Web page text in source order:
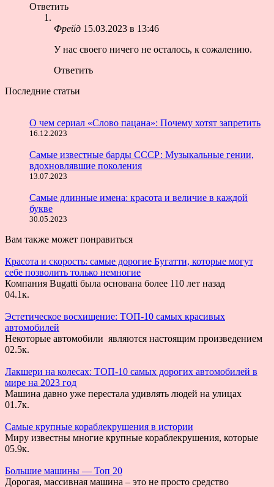
Ответить
Фрейд 15.03.2023 в 13:46
У нас своего ничего не осталось, к сожалению.
Ответить
Последние статьи
О чем сериал «Слово пацана»: Почему хотят запретить
16.12.2023
Самые известные барды СССР: Музыкальные гении,
вдохновлявшие поколения
13.07.2023
Самые длинные имена: красота и величие в каждой
букве
30.05.2023
Вам также может понравиться
Красота и скорость: самые дорогие Бугатти, которые могут
себе позволить только немногие
Компания Bugatti была основана более 110 лет назад
04.1к.
Эстетическое восхищение: ТОП-10 самых красивых
автомобилей
Некоторые автомобили являются настоящим произведением
02.5к.
Лакшери на колесах: ТОП-10 самых дорогих автомобилей в
мире на 2023 год
Машина давно уже перестала удивлять людей на улицах
01.7к.
Самые крупные кораблекрушения в истории
Миру известны многие крупные кораблекрушения, которые
05.9к.
Большие машины — Топ 20
Дорогая, массивная машина – это не просто средство